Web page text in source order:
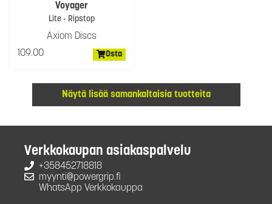
Voyager
Lite - Ripstop
Axiom Discs
109.00
Osta
Näytä lisää samankaltaisia tuotteita
Verkkokaupan asiakaspalvelu
+358452718818
myynti@powergrip.fi
WhatsApp Verkkokauppa